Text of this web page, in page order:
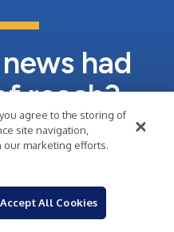
had
reach?
Wire
agree to the storing of
site navigation,
our marketing efforts.
Accept All Cookies